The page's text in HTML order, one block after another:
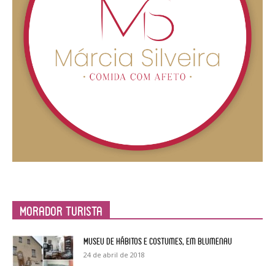
Morador Turista
Museu de Hábitos e Costumes, em Blumenau
24 de abril de 2018